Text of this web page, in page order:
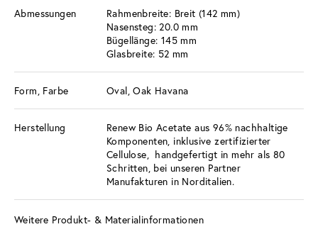
Abmessungen
Rahmenbreite: Breit (142 mm)
Nasensteg: 20.0 mm
Bügellänge: 145 mm
Glasbreite: 52 mm
Form, Farbe Oval, Oak Havana
Herstellung
Renew Bio Acetate aus 96% nachhaltige
Komponenten, inklusive zertifizierter
Cellulose, handgefertigt in mehr als 80
Schritten, bei unseren Partner
Manufakturen in Norditalien.
Weitere Produkt- & Materialinformationen